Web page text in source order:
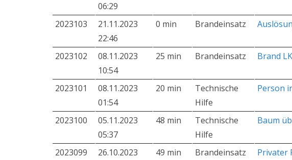
06:29
2023103
21.11.2023
22:46
0 min Brandeinsatz
2023102
08.11.2023
10:54
25 min Brandeinsatz Brand
2023101
08.11.2023
01:54
20 min
Technische
Hilfe
Person
2023100
05.11.2023
05:37
48 min
Technische
Hilfe
Baum
2023099
26.10.2023
49 min Brandeinsatz Privater